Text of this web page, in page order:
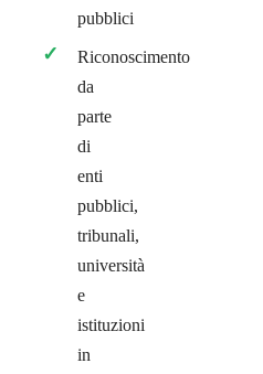
pubblici
Riconoscimento
da
parte
di
enti
pubblici,
tribunali,
università
e
istituzioni
in